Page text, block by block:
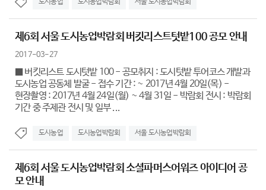
도시농업 도시농업박람회 서울 도시농업박람회
제6회 서울 도시농업박람회 버킷리스트텃밭100 공모 안내
2017-03-27
■ 버킷리스트 도시텃밭 100 - 공모취지 : 도시텃밭 투어코스 개발과
도시농업 공동체 발굴 - 접수 기간 : ~ 2017년 4월 20일(목) -
현장촬영 : 2017년 4월 24일(월) ~ 4월 31일 - 박람회 전시 : 박람회
기간 중 주제관 전시 및 일부 ...
도시농업 도시농업박람회 서울 도시농업박람회
제6회 서울 도시농업박람회 소셜파머스어워즈 아이디어 공
모 안내